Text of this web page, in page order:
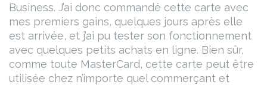
Business. J’ai donc commandé cette carte avec
mes premiers gains, quelques jours après elle
est arrivée, et j’ai pu tester son fonctionnement
avec quelques petits achats en ligne. Bien sûr,
comme toute MasterCard, cette carte peut être
utilisée chez n’importe quel commerçant et